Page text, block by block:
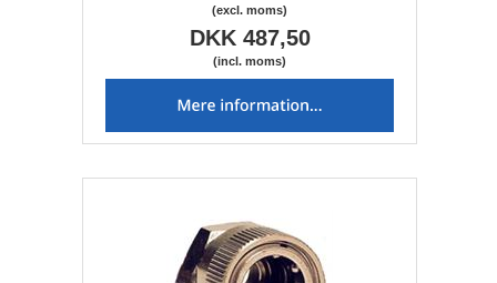
(excl. moms)
DKK 487,50
(incl. moms)